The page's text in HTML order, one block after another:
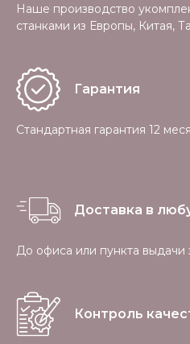
Наше производство
станками из Европы, Китая,
Гарантия
Стандартная гарантия 12
Доставка в
До офиса или пункта выдачи
Контроль